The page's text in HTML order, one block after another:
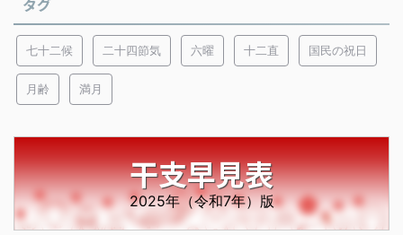
タグ
七十二候 二十四節気 六曜 十二直 国民の祝日
月齢 満月
干支早見表
2025年（令和7年）版